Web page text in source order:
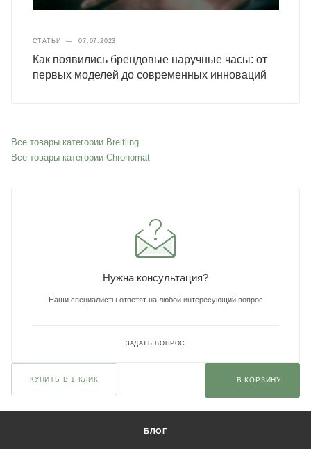
СТАТЬИ — 07.07.2023
Как появились брендовые наручные часы: от
первых моделей до современных инноваций
Все товары категории Breitling
Все товары категории Chronomat
Нужна консультация?
Наши специалисты ответят на любой интересующий вопрос
ЗАДАТЬ ВОПРОС
КУПИТЬ В 1 КЛИК В КОРЗИНУ
БЛОГ